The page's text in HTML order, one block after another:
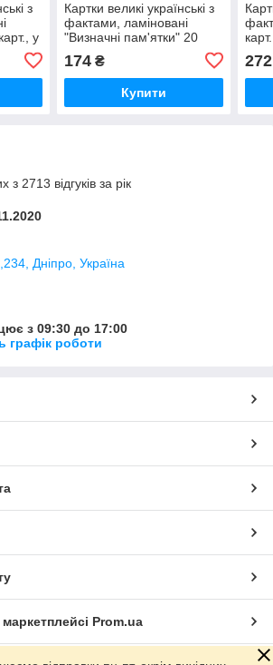
з
у
Картки великі українські з
фактами, ламіновані
"Визначні пам'ятки" 20
карт., у пак. 16,5*19,5см,
Україна, ТМ
174₴
Купити
272
з 2713 відгуків за рік
Дніпро, Україна
з 09:30 до 17:00
графік роботи
Prom.ua